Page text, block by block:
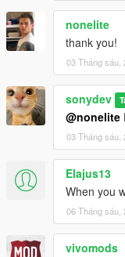
nonelite
thank you!
03 Tháng sáu,
sonydev
@nonelite
03 Tháng sáu,
Elajus13
When you
06 Tháng sáu,
vivomods